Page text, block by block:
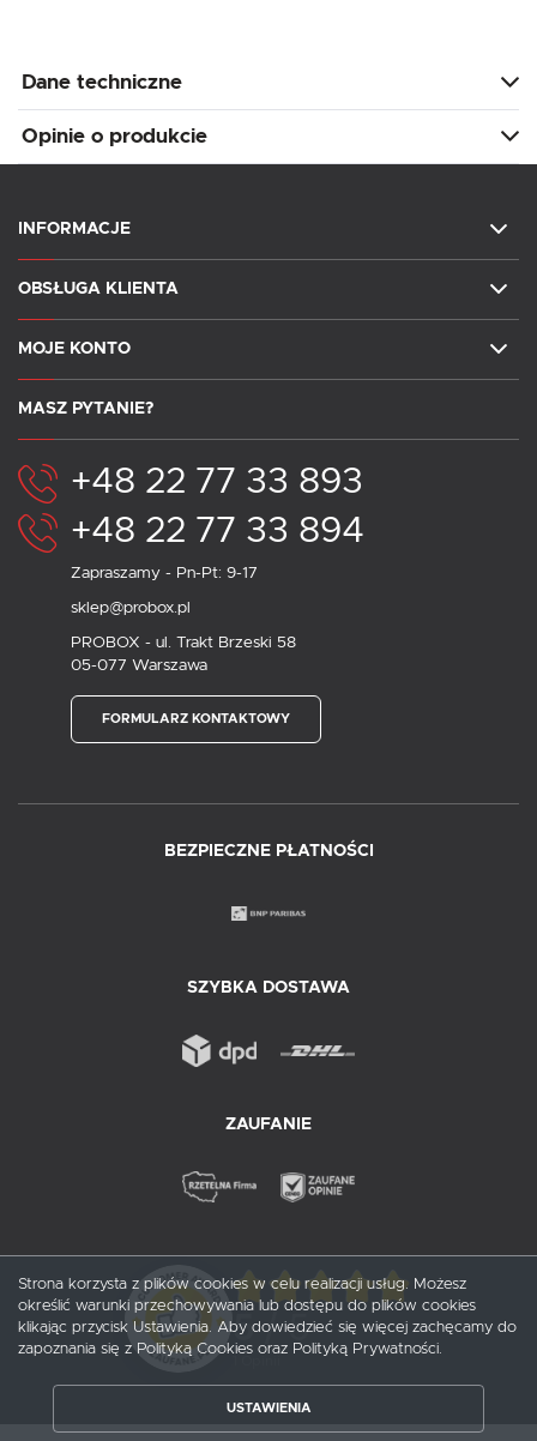
Dane techniczne
Opinie o produkcie
INFORMACJE
OBSŁUGA KLIENTA
MOJE KONTO
MASZ PYTANIE?
+48 22 77 33 893
+48 22 77 33 894
Zapraszamy - Pn-Pt: 9-17
sklep@probox.pl
PROBOX - ul. Trakt Brzeski 58
05-077 Warszawa
FORMULARZ KONTAKTOWY
BEZPIECZNE PŁATNOŚCI
SZYBKA DOSTAWA
ZAUFANIE
5/ 5
Strona korzysta z plików cookies w celu realizacji usług. Możesz
określić warunki przechowywania lub dostępu do plików cookies
klikając przycisk Ustawienia. Aby dowiedzieć się więcej zachęcamy do
zapoznania się z Polityką Cookies oraz Polityką Prywatności.
USTAWIENIA